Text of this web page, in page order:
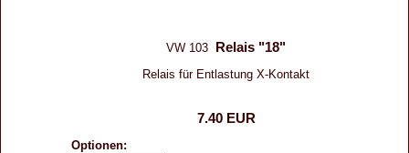
VW 103 Relais "18"
Relais für Entlastung X-Kontakt
7.40 EUR
Optionen: